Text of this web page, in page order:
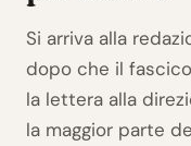
Si arriva alla
dopo che il
la lettera alla
la maggior parte